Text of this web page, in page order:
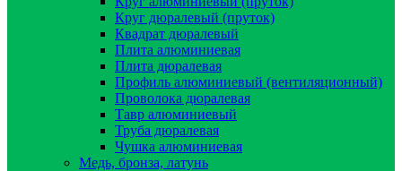
Круг дюралевый (пруток)
Квадрат дюралевый
Плита алюминиевая
Плита дюралевая
Профиль алюминиевый (вентиляционный)
Проволока дюралевая
Тавр алюминиевый
Труба дюралевая
Чушка алюминиевая
Медь, бронза, латунь